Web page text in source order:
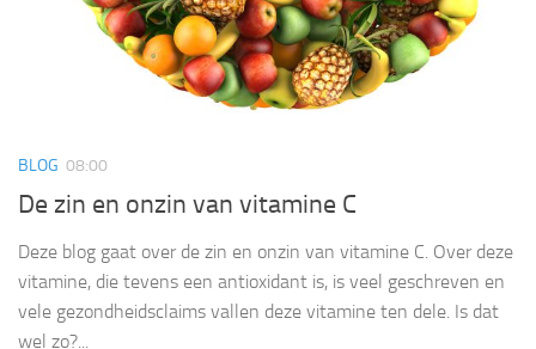
BLOG 08:00
De zin en onzin van vitamine C
Deze blog gaat over de zin en onzin van vitamine C. Over deze
vitamine, die tevens een antioxidant is, is veel geschreven en
vele gezondheidsclaims vallen deze vitamine ten dele. Is dat
wel zo?...